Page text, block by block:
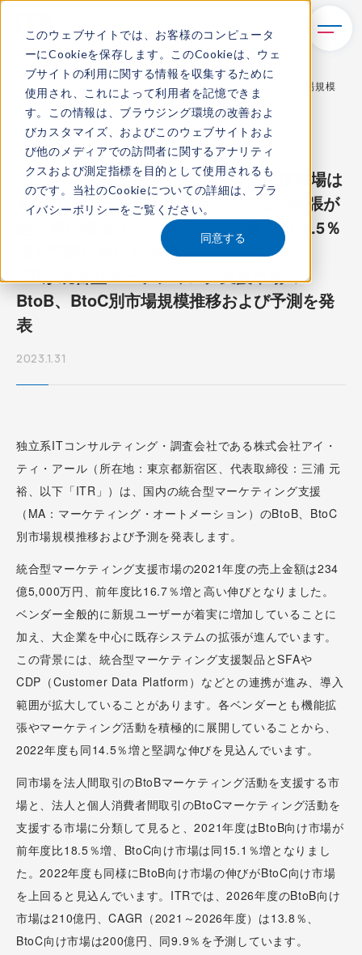
このウェブサイトでは、お客様のコンピュータ
ーにCookieを保存します。このCookieは、ウェ
ブサイトの利用に関する情報を収集するために
使用され、これによって利用者を記憶できま
す。この情報は、ブラウジング環境の改善およ
びカスタマイズ、およびこのウェブサイトおよ
び他のメディアでの訪問者に関するアナリティ
クスおよび測定指標を目的として使用されるも
のです。当社のCookieについての詳細は、 プラ
イバシーポリシーをご覧ください。
同意する
TOP
新着情報
ITRが統合型マーケティング支援市場のBtoB、BtoC別の市場規模
推移および予測を発表
プレスリリース
2021年度の統合型マーケティング支援市場は
新規ユーザーの増加と既存システムの拡張が
進み前年度比16.7％増、2022年度も同14.5％
増と堅調な伸びを予測
ITRが統合型マーケティング支援市場の
BtoB、BtoC別市場規模推移および予測を発
表
2023.1.31
独立系ITコンサルティング・調査会社である株式会社アイ・
ティ・アール（所在地：東京都新宿区、代表取締役：三浦 元
裕、以下「ITR」）は、国内の統合型マーケティング支援
（MA：マーケティング・オートメーション）のBtoB、BtoC
別市場規模推移および予測を発表します。
統合型マーケティング支援市場の2021年度の売上金額は234
億5,000万円、前年度比16.7％増と高い伸びとなりました。
ベンダー全般的に新規ユーザーが着実に増加していることに
加え、大企業を中心に既存システムの拡張が進んでいます。
この背景には、統合型マーケティング支援製品とSFAや
CDP（Customer Data Platform）などとの連携が進み、導入
範囲が拡大していることがあります。各ベンダーとも機能拡
張やマーケティング活動を積極的に展開していることから、
2022年度も同14.5％増と堅調な伸びを見込んでいます。
同市場を法人間取引のBtoBマーケティング活動を支援する市
場と、法人と個人消費者間取引のBtoCマーケティング活動を
支援する市場に分類して見ると、2021年度はBtoB向け市場が
前年度比18.5％増、BtoC向け市場は同15.1％増となりまし
た。2022年度も同様にBtoB向け市場の伸びがBtoC向け市場
を上回ると見込んでいます。ITRでは、2026年度のBtoB向け
市場は210億円、CAGR（2021～2026年度）は13.8％、
BtoC向け市場は200億円、同9.9％を予測しています。